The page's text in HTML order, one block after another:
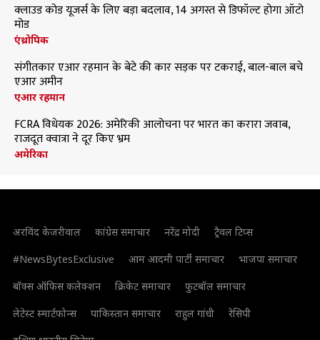
क्लाउड कोड यूजर्स के लिए बड़ा बदलाव, 14 अगस्त से डिफॉल्ट होगा ऑटो
मोड
एंथ्रोपिक
संगीतकार एआर रहमान के बेटे की कार सड़क पर टकराई, बाल-बाल बचे
एआर अमीन
एआर रहमान
FCRA विधेयक 2026: अमेरिकी आलोचना पर भारत का करारा जवाब,
राजदूत क्वात्रा ने दूर किए भ्रम
अमेरिका
अरविंद केजरीवाल कांग्रेस समाचार नरेंद्र मोदी
ट्रैवल टिप्स
#NewsBytesExclusive
आम आदमी पार्टी समाचार
भाजपा समाचार
बॉक्स ऑफिस कलेक्शन
क्रिकेट समाचार
फुटबॉल समाचार
लेटेस्ट स्मार्टफोन्स
पाकिस्तान समाचार राहुल गांधी
रेसिपी